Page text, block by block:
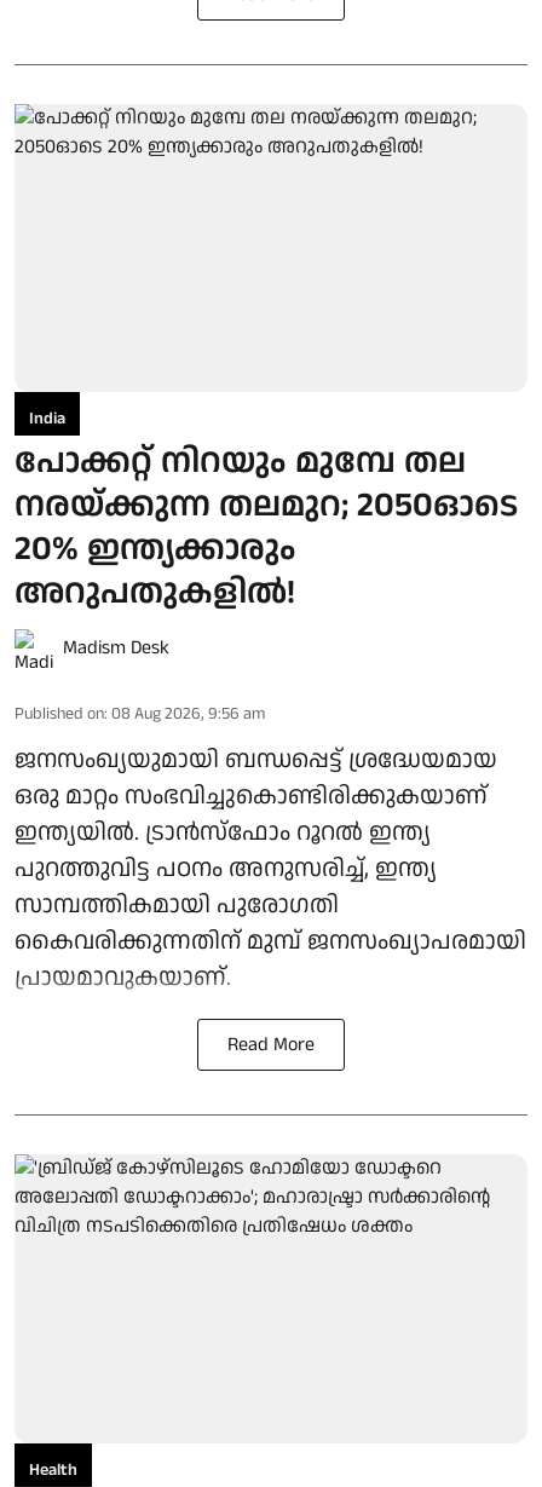
India
പോക്കറ്റ് നിറയും മുമ്പേ തല
നരയ്ക്കുന്ന തലമുറ; 2050ഓടെ
20% ഇന്ത്യക്കാരും
അറുപതുകളിൽ!
Madism Desk
Published on: 08 Aug 2026, 9:56 am
ജനസംഖ്യയുമായി ബന്ധപ്പെട്ട് ശ്രദ്ധേയമായ
ഒരു മാറ്റം സംഭവിച്ചുകൊണ്ടിരിക്കുകയാണ്
ഇന്ത്യയിൽ. ട്രാൻസ്ഫോം റൂറൽ ഇന്ത്യ
പുറത്തുവിട്ട പഠനം അനുസരിച്ച്, ഇന്ത്യ
സാമ്പത്തികമായി പുരോഗതി
കൈവരിക്കുന്നതിന് മുമ്പ് ജനസംഖ്യാപരമായി
പ്രായമാവുകയാണ്.
Read More
Health